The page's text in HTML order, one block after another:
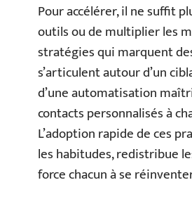
Pour accélérer, il ne suffit
outils ou de multiplier les
stratégies qui marquent
s’articulent autour d’un
d’une automatisation
contacts personnalisés à
L’adoption rapide de ces
les habitudes, redistribue
force chacun à se